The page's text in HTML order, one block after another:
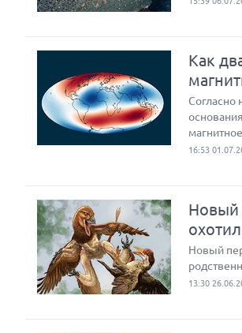
Как
Согласно
16:53
Новый
Новый
13:30